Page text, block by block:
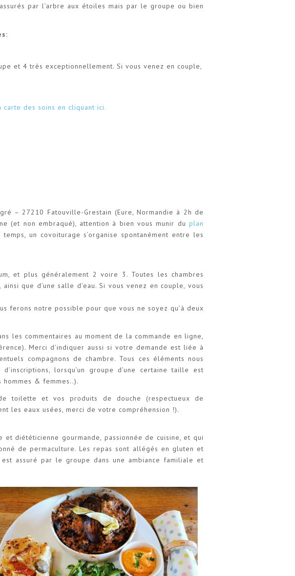
par l’arbre aux étoiles mais par le groupe ou bien
et 4 très exceptionnellement. Si vous venez en couple,
carte des soins en cliquant ici.
– 27210 Fatouville-Grestain (Eure, Normandie à 2h de
(et non embraqué), attention à bien vous munir duplan
un covoiturage s’organise spontanément entre les
et plus généralement 2 voire 3. Toutes les chambres
que d’une salle d’eau. Si vous venez en couple, vous
ferons notre possible pour que vous ne soyez qu’à deux
les commentaires au moment de la commande en ligne,
Merci d’indiquer aussi si votre demande est liée à
compagnons de chambre. Tous ces éléments nous
lorsqu’un groupe d’une certaine taille est
& femmes..).
toilette et vos produits de douche (respectueux de
les eaux usées, merci de votre compréhension !).
diététicienne gourmande, passionnée de cuisine, et qui
de permaculture. Les repas sont allégés en gluten et
assuré par le groupe dans une ambiance familiale et